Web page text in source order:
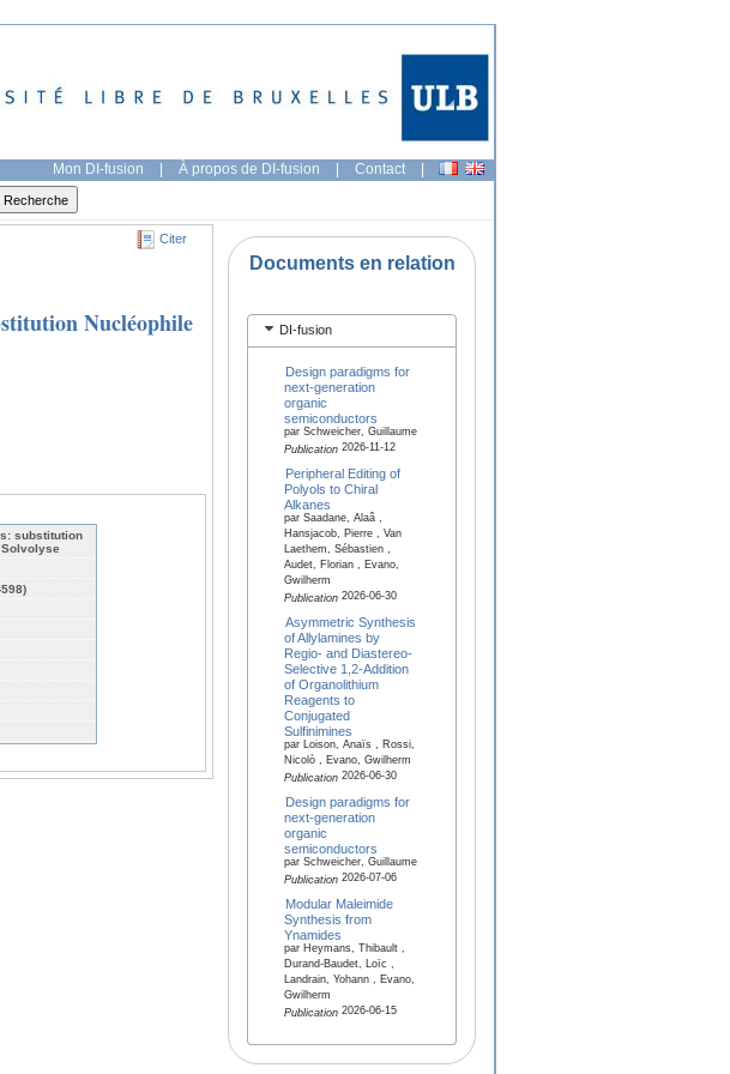
Mon DI-fusion | À propos de DI-fusion | Contact |
Citer
Nucléophile
substitution
Documents en relation
DI-fusion
Design paradigms for
next-generation
organic
semiconductors
par Schweicher, Guillaume
Publication2026-11-12
Peripheral Editing of
Polyols to Chiral
Alkanes
par Saadane, Alaâ ,
Hansjacob, Pierre , Van
Laethem, Sébastien ,
Audet, Florian , Evano,
Gwilherm
Publication2026-06-30
Asymmetric Synthesis
of Allylamines by
Regio- and Diastereo-
Selective 1,2-Addition
of Organolithium
Reagents to
Conjugated
Sulfinimines
par Loison, Anaïs , Rossi,
Nicolò , Evano, Gwilherm
Publication2026-06-30
Design paradigms for
next-generation
organic
semiconductors
par Schweicher, Guillaume
Publication2026-07-06
Modular Maleimide
Synthesis from
Ynamides
par Heymans, Thibault ,
Durand-Baudet, Loïc ,
Landrain, Yohann , Evano,
Gwilherm
Publication2026-06-15